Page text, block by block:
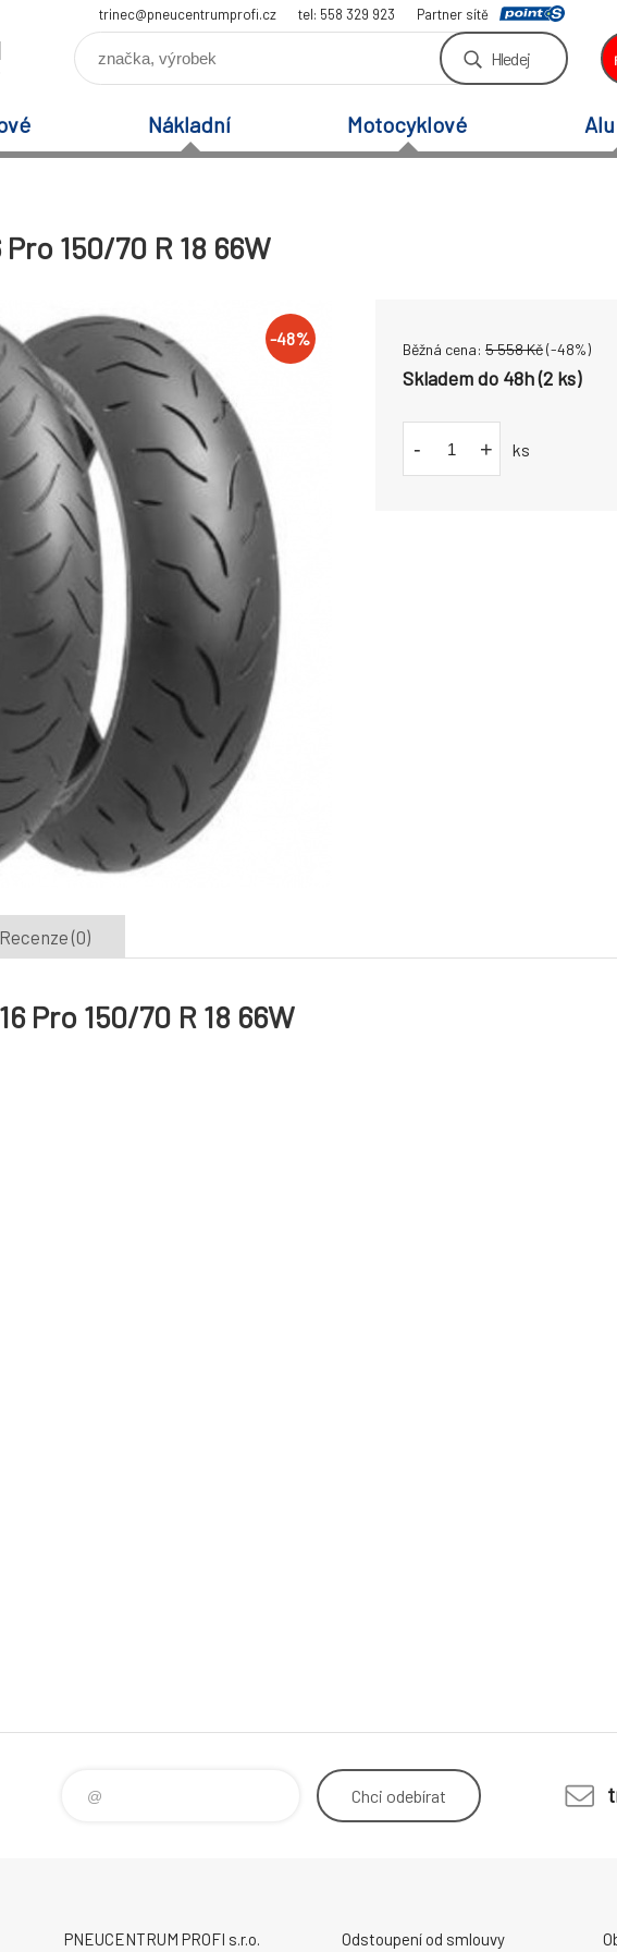
trinec@pneucentrumprofi.cz tel: 558 329 923 Partner sítě
Hledej
Nákladní Motocyklové
150/70 R 18 66W
-48%
Běžná cena: 5 558Kč(-48%)
Skladem do 48h (2 ks)
- + ks
Recenze (0)
Pro 150/70 R 18 66W
Chci odebírat
PNEUCENTRUM PROFI s.r.o. Odstoupení od smlouvy